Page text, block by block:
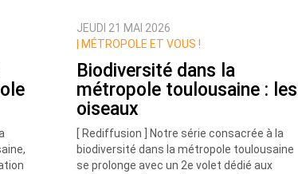
commentaires de cette discussion par email
JEUDI 21 MAI 2026
MÉTROPOLE ET VOUS !
Biodiversité dans la
métropole toulousaine : les
oiseaux
[ Rediffusion ] Notre série consacrée à la
biodiversité dans la métropole toulousaine
se prolonge avec un 2e volet dédié aux